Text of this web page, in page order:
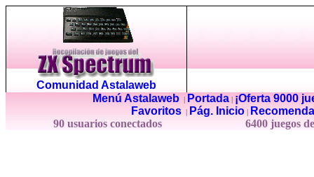
Comunidad Astalaweb
Menú Astalaweb| Portada|
¡Oferta 9000
Favoritos
Pág. Inicio
90 usuarios conectados
6400 juegos